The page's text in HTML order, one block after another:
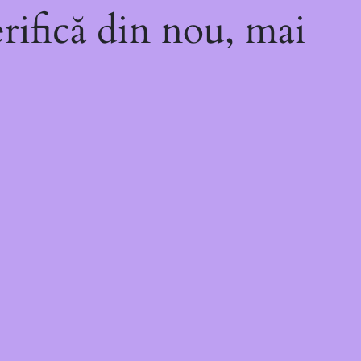
din nou, mai